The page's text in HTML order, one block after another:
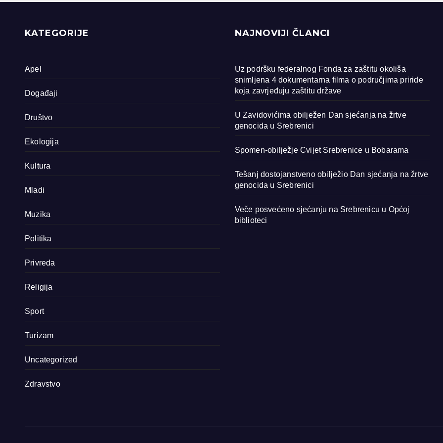
priride koja
države
KATEGORIJE
Apel
Događaji
Društvo
Ekologija
Kultura
Mladi
Muzika
Politika
Privreda
Religija
Sport
Turizam
Uncategorized
Zdravstvo
NAJNOVIJI ČLANCI
Uz podršku federalnog Fonda za zaštitu okoliša
snimljena 4 dokumentarna filma o područjima priride
koja zavrjeđuju zaštitu države
U Zavidovićima obilježen Dan sjećanja na žrtve
genocida u Srebrenici
Spomen-obilježje Cvijet Srebrenice u Bobarama
Tešanj dostojanstveno obilježio Dan sjećanja na žrtve
genocida u Srebrenici
Veče posvećeno sjećanju na Srebrenicu u Općoj
biblioteci